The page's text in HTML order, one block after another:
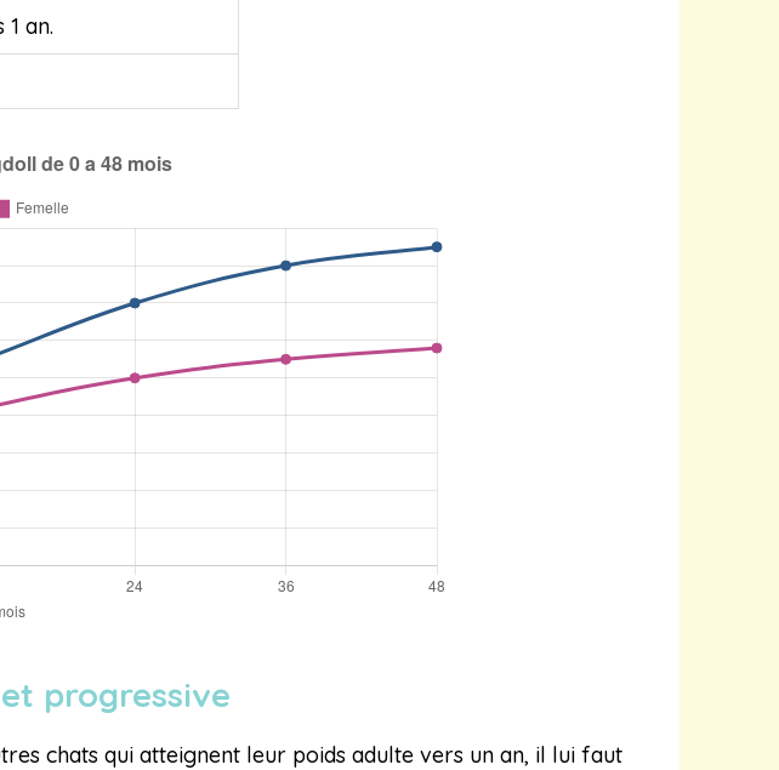
an.
progressive
chats qui atteignent leur poids adulte vers un an, il lui faut